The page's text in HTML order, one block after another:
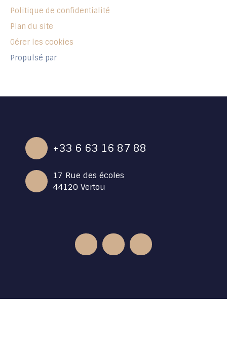
Politique de confidentialité
Plan du site
Gérer les cookies
Propulsé par
+33 6 63 16 87 88
17 Rue des écoles
44120 Vertou